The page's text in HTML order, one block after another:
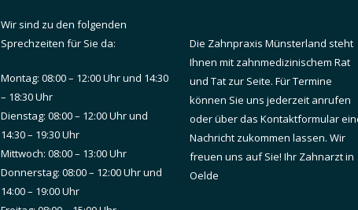
Wir sind zu den folgenden
Sprechzeiten für Sie da:
Montag: 08:00 – 12:00 Uhr und 14:30
– 18:30 Uhr
Dienstag: 08:00 – 12:00 Uhr und
14:30 – 19:30 Uhr
Mittwoch: 08:00 – 13:00 Uhr
Donnerstag: 08:00 – 12:00 Uhr und
14:00 – 19:00 Uhr
Die Zahnpraxis Münsterland steht
Ihnen mit zahnmedizinischem Rat
und Tat zur Seite. Für Termine
können Sie uns jederzeit anrufen
oder über das Kontaktformular
Nachricht zukommen lassen. Wir
freuen uns auf Sie! Ihr Zahnarzt in
Oelde